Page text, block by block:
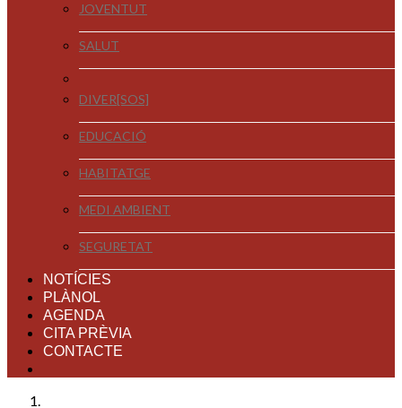
JOVENTUT
SALUT
DIVER[SOS]
EDUCACIÓ
HABITATGE
MEDI AMBIENT
SEGURETAT
NOTÍCIES
PLÀNOL
AGENDA
CITA PRÈVIA
CONTACTE